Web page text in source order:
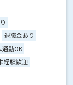
退職金あり
通勤OK
経験歓迎